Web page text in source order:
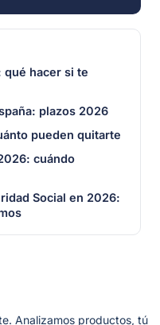
qué hacer si te
plazos 2026
pueden quitarte
cuándo
Social en 2026:
Analizamos productos, tú